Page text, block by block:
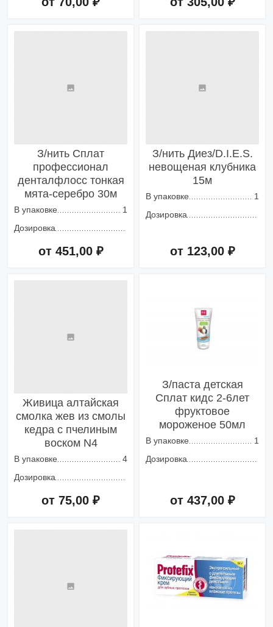
З/нить Сплат
профессионал
денталфлосс тонкая
мята-серебро 30м
В упаковке
1
Дозировка
от 451,00 ₽
З/нить Диез/D.I.E.S.
невощеная клубника
15м
В упаковке
1
Дозировка
от 123,00 ₽
Живица алтайская
смолка жев из смолы
кедра с пчелиным
воском N4
В упаковке
4
Дозировка
от 75,00 ₽
З/паста детская
Сплат кидс 2-6лет
фруктовое
мороженое 50мл
В упаковке
1
Дозировка
от 437,00 ₽